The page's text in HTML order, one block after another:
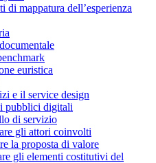
di mappatura dell’esperienza
euristica
e il service design
pubblici digitali
di servizio
gli attori coinvolti
la proposta di valore
gli elementi costitutivi del